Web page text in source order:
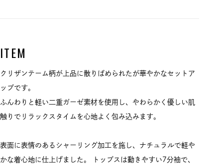
ITEM
クリザンテーム柄が上品に散りばめられたが華やかなセットア
ップです。
ふんわりと軽い二重ガーゼ素材を使用し、やわらかく優しい肌
触りでリラックスタイムを心地よく包み込みます。
表面に表情のあるシャーリング加工を施し、ナチュラルで軽や
かな着心地に仕上げました。 トップスは動きやすい7分袖で、